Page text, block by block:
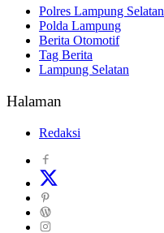
Polres Lampung Selatan
Polda Lampung
Berita Otomotif
Tag Berita
Lampung Selatan
Halaman
Redaksi